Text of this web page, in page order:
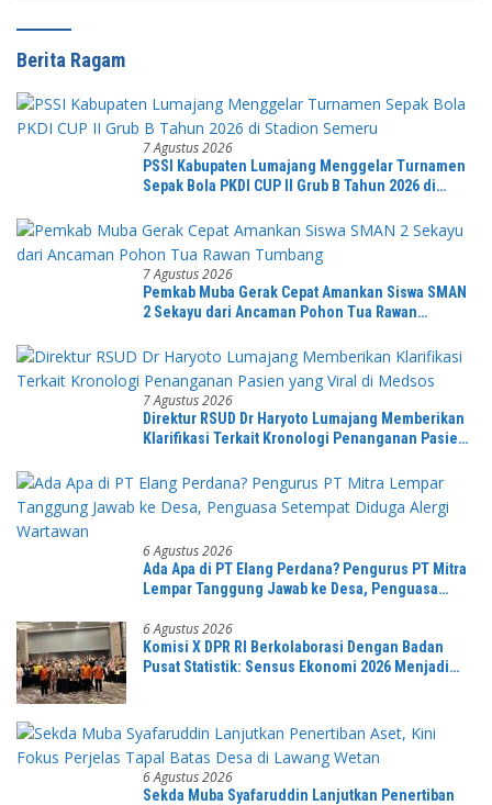
Berita Ragam
7 Agustus 2026
PSSI Kabupaten Lumajang Menggelar Turnamen
Sepak Bola PKDI CUP II Grub B Tahun 2026 di
7 Agustus 2026
Pemkab Muba Gerak Cepat Amankan Siswa SMAN
2 Sekayu dari Ancaman Pohon Tua Rawan
7 Agustus 2026
Direktur RSUD Dr Haryoto Lumajang Memberikan
Klarifikasi Terkait Kronologi Penanganan Pasien
6 Agustus 2026
Ada Apa di PT Elang Perdana? Pengurus PT Mitra
Lempar Tanggung Jawab ke Desa, Penguasa
6 Agustus 2026
Komisi X DPR RI Berkolaborasi Dengan Badan
Pusat Statistik: Sensus Ekonomi 2026 Menjadi
6 Agustus 2026
Sekda Muba Syafaruddin Lanjutkan Penertiban